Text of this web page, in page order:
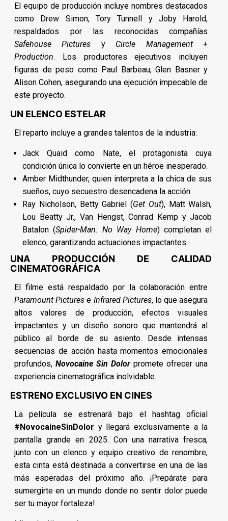
El equipo de producción incluye nombres destacados
como Drew Simon, Tory Tunnell y Joby Harold,
respaldados por las reconocidas compañías
Safehouse Pictures y Circle Management +
Production. Los productores ejecutivos incluyen
figuras de peso como Paul Barbeau, Glen Basner y
Alison Cohen, asegurando una ejecución impecable de
este proyecto.
UN ELENCO ESTELAR
El reparto incluye a grandes talentos de la industria:
Jack Quaid como Nate, el protagonista cuya
condición única lo convierte en un héroe inesperado.
Amber Midthunder, quien interpreta a la chica de sus
sueños, cuyo secuestro desencadena la acción.
Ray Nicholson, Betty Gabriel (Get Out), Matt Walsh,
Lou Beatty Jr., Van Hengst, Conrad Kemp y Jacob
Batalon (Spider-Man: No Way Home) completan el
elenco, garantizando actuaciones impactantes.
UNA PRODUCCIÓN DE CALIDAD
CINEMATOGRÁFICA
El filme está respaldado por la colaboración entre
Paramount Picturese Infrared Pictures, lo que asegura
altos valores de producción, efectos visuales
impactantes y un diseño sonoro que mantendrá al
público al borde de su asiento. Desde intensas
secuencias de acción hasta momentos emocionales
profundos,Novocaine Sin Dolor promete ofrecer una
experiencia cinematográfica inolvidable.
ESTRENO EXCLUSIVO EN CINES
La película se estrenará bajo el hashtag oficial
#NovocaineSinDolor y llegará exclusivamente a la
pantalla grande en 2025. Con una narrativa fresca,
junto con un elenco y equipo creativo de renombre,
esta cinta está destinada a convertirse en una de las
más esperadas del próximo año. ¡Prepárate para
sumergirte en un mundo donde no sentir dolor puede
ser tu mayor fortaleza!